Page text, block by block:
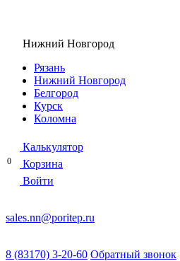
Нижний Новгород
Рязань
Нижний Новгород
Белгород
Курск
Коломна
Калькулятор
Корзина
0
Войти
sales.nn@poritep.ru
8 (83170) 3-20-60 Обратный звонок